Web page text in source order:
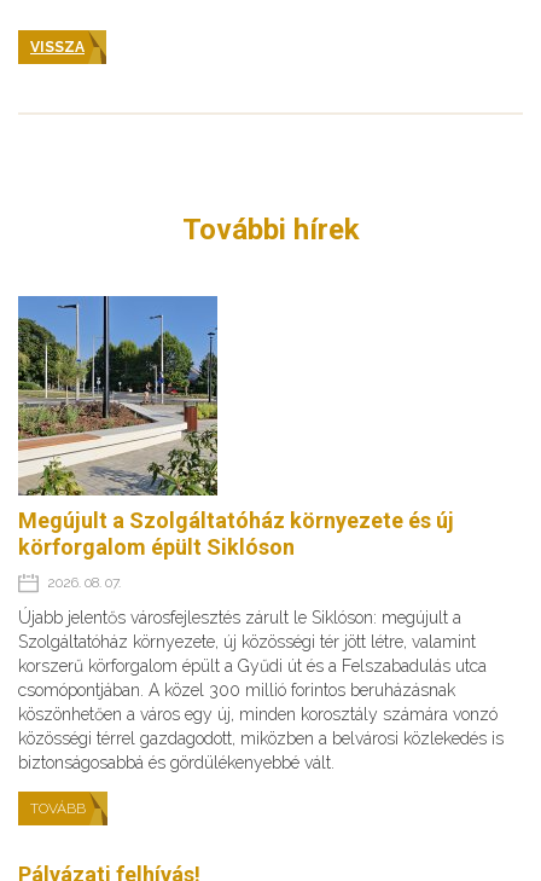
VISSZA
További hírek
Megújult a Szolgáltatóház környezete és új
körforgalom épült Siklóson
2026. 08. 07.
Újabb jelentős városfejlesztés zárult le Siklóson: megújult a
Szolgáltatóház környezete, új közösségi tér jött létre, valamint
korszerű körforgalom épült a Gyűdi út és a Felszabadulás utca
csomópontjában. A közel 300 millió forintos beruházásnak
köszönhetően a város egy új, minden korosztály számára vonzó
közösségi térrel gazdagodott, miközben a belvárosi közlekedés is
biztonságosabbá és gördülékenyebbé vált.
TOVÁBB
Pályázati felhívás!